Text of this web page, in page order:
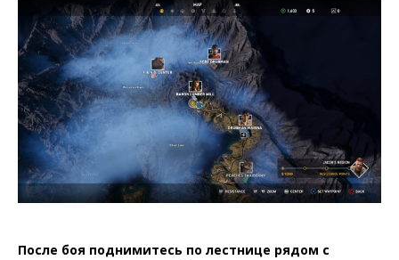
После боя поднимитесь по лестнице рядом с